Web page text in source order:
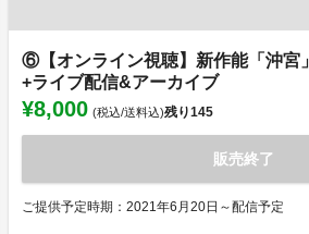
⑥【オンライン視聴】新作能「沖宮
+ライブ配信&アーカイブ
¥8,000 (税込/送料込)残り145
販売終了
ご提供予定時期：2021年6月20日～配信予定